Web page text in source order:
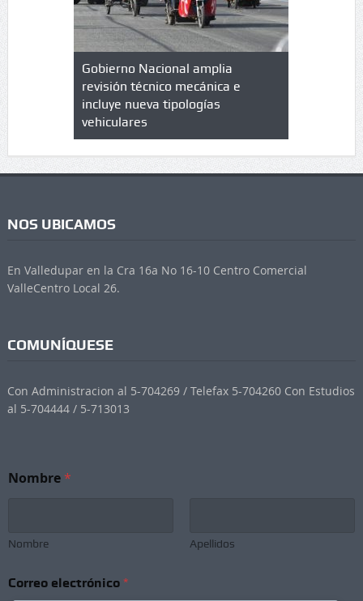
en
Gobierno Nacional amplia
revisión técnico mecánica e
incluye nueva tipologías
vehiculares
NOS UBICAMOS
En Valledupar en la Cra 16a No 16-10 Centro Comercial
ValleCentro Local 26.
COMUNÍQUESE
Con Administracion al 5-704269 / Telefax 5-704260 Con Estudios
al 5-704444 / 5-713013
Nombre*
Nombre Apellidos
o
Correo electrónico *